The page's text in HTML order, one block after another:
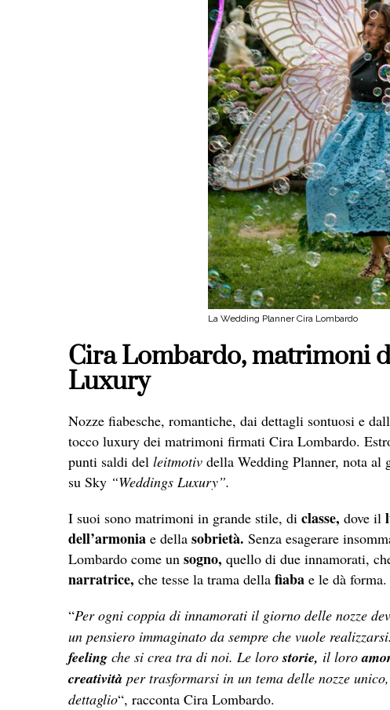
La Wedding Planner Cira Lombardo
Cira Lombardo, matrimoni
Luxury
Nozze fiabesche, romantiche, dai dettagli sontuosi e
tocco luxury dei matrimoni firmati Cira Lombardo.
punti saldi del leitmotiv della Wedding Planner, nota al
su Sky “Weddings Luxury”.
I suoi sono matrimoni in grande stile, di classe, dove il
dell’armonia e della sobrietà. Senza esagerare
Lombardo come un sogno, quello di due innamorati,
narratrice, che tesse la trama della fiaba e le dà forma.
“Per ogni coppia di innamorati il giorno delle nozze
un pensiero immaginato da sempre che vuole
feeling che si crea tra di noi. Le lorostorie, il loro
creatività per trasformarsi in un tema delle nozze
dettaglio“, racconta Cira Lombardo.